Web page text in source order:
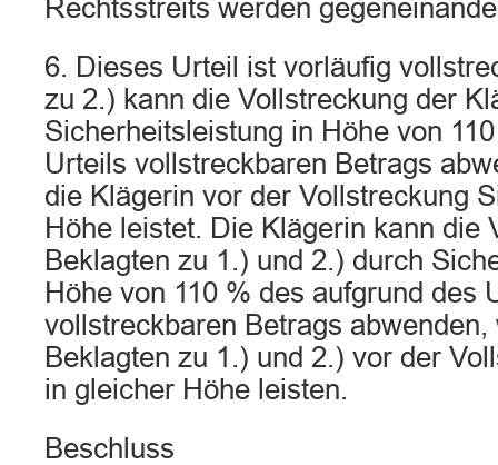
Rechtsstreits werden
6. Dieses Urteil ist vorläufig
zu 2.) kann die Vollstreckung der
Sicherheitsleistung in Höhe von
Urteils vollstreckbaren Betrags
die Klägerin vor der Vollstreckung
Höhe leistet. Die Klägerin kann die
Beklagten zu 1.) und 2.) durch
Höhe von 110 % des aufgrund des
vollstreckbaren Betrags abwenden,
Beklagten zu 1.) und 2.) vor der
in gleicher Höhe leisten.
Beschluss